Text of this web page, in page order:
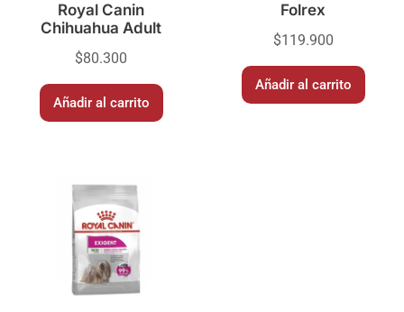
Royal Canin
Chihuahua Adult
$80.300
Añadir al carrito
Folrex
$119.900
Añadir al carrito